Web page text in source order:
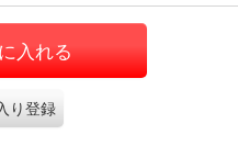
入れる
り登録